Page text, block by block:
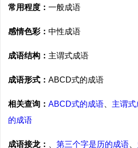
常用程度： 一般成语
感情色彩： 中性成语
成语结构： 主谓式成语
成语形式： ABCD式的成语
相关查询： ABCD式的成语 主谓式
的成语
成语接龙： 第三个字是历的成语